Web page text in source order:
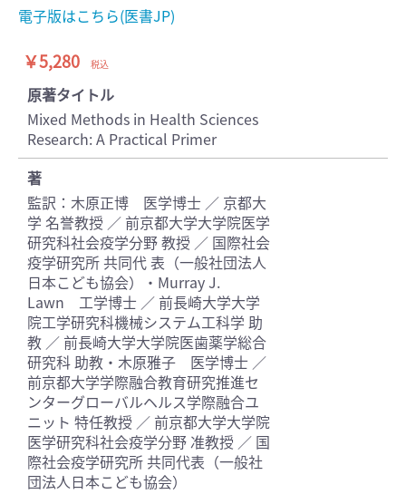
電子版はこちら(医書JP)
￥5,280 税込
原著タイトル
Mixed Methods in Health Sciences
Research: A Practical Primer
著
監訳：木原正博 医学博士 ／ 京都大
学 名誉教授 ／ 前京都大学大学院医学
研究科社会疫学分野 教授 ／ 国際社会
疫学研究所 共同代 表（一般社団法人
日本こども協会）・Murray J.
Lawn 工学博士 ／ 前長崎大学大学
院工学研究科機械システム工科学 助
教 ／ 前長崎大学大学院医歯薬学総合
研究科 助教・木原雅子 医学博士 ／
前京都大学学際融合教育研究推進セ
ンターグローバルヘルス学際融合ユ
ニット 特任教授 ／ 前京都大学大学院
医学研究科社会疫学分野 准教授 ／ 国
際社会疫学研究所 共同代表（一般社
団法人日本こども協会）